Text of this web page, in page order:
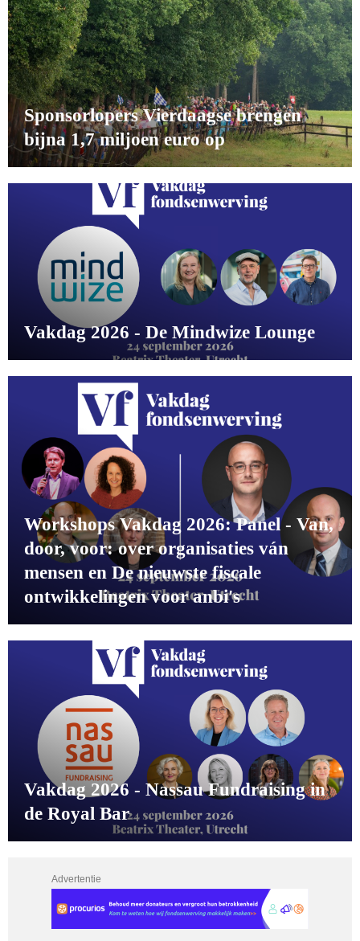
Sponsorlopers Vierdaagse brengen
bijna 1,7 miljoen euro op
Vakdag 2026 - De Mindwize Lounge
Workshops Vakdag 2026: Panel - Van,
door, voor: over organisaties ván
mensen en De nieuwste fiscale
ontwikkelingen voor anbi's
Vakdag 2026 - Nassau Fundraising in
de Royal Bar
Advertentie